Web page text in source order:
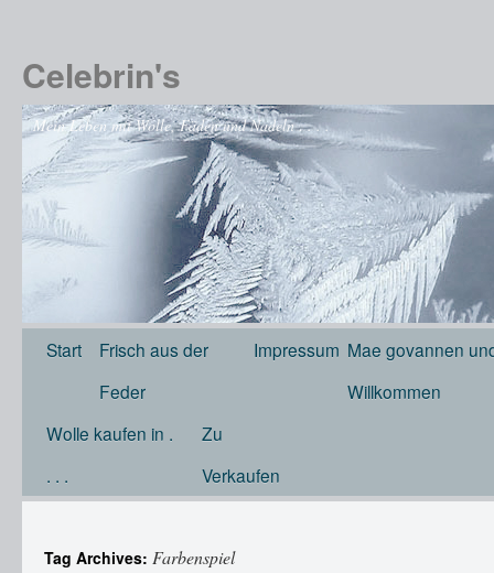
Celebrin's
Mein Leben mit Wolle, Fäden und Nadeln . . . .
Start
Frisch aus der
Feder
Impressum Mae govannen
Willkommen
Wolle kaufen in .
. . .
Zu
Verkaufen
Tag Archives: Farbenspiel